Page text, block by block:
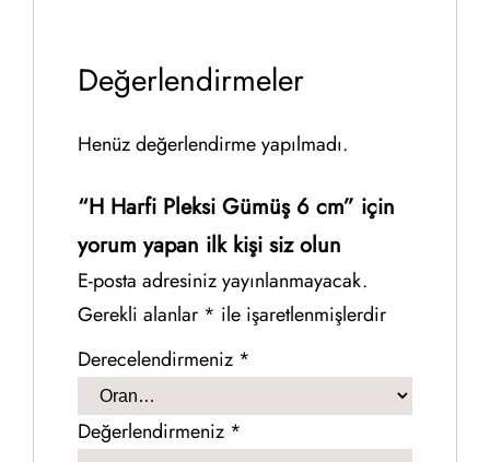
Değerlendirmeler
Henüz değerlendirme yapılmadı.
“H Harfi Pleksi Gümüş 6 cm” için
yorum yapan ilk kişi siz olun
E-posta adresiniz yayınlanmayacak.
Gerekli alanlar * ile işaretlenmişlerdir
Derecelendirmeniz *
Değerlendirmeniz *